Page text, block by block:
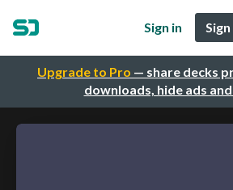
Upgrade to Pro — share decks
downloads, hide ads
Sign in